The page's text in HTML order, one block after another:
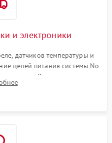
и электроники
датчиков температуры и
цепей питания системы No
Ремонт или замена
сбоях алгоритмов.